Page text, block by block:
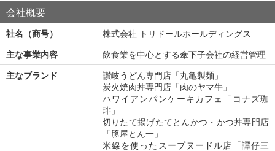
会社概要
社名（商号）
株式会社 トリドールホールディングス
主な事業内容
飲食業を中心とする傘下子会社の経営管理
主なブランド
讃岐うどん専門店「丸亀製麺」
炭火焼肉丼専門店「肉のヤマ牛」
ハワイアンパンケーキカフェ「コナズ珈
琲」
切りたて揚げたてとんかつ・かつ丼専門店
「豚屋とん一」
米線を使ったスープヌードル店「譚仔三